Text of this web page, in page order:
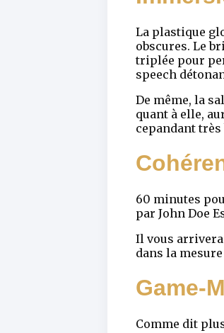
La plastique
obscures. Le
triplée pour
speech
De même, la
quant à elle,
cepandant
60 minutes
par John Doe
Il vous arrivera
dans la
Game-
Comme dit